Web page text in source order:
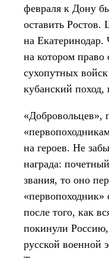
февраля к Дону
оставить
на Екатеринодар.
на котором право
сухопутных
кубанский
«Добровольцев»,
на героев. Не
награда:
звания, то оно
после того, как
покинули
русской военной